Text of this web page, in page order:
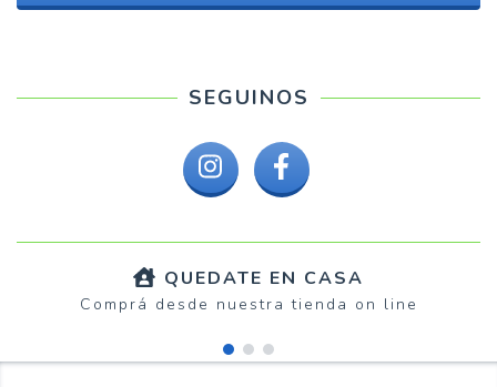
SEGUINOS
QUEDATE EN CASA
Comprá desde nuestra tienda on line